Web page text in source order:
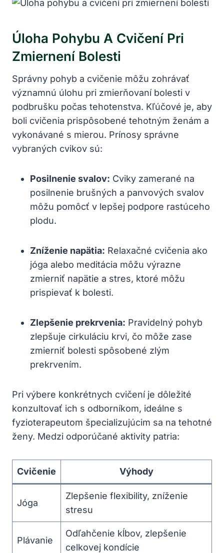
Úloha Pohybu A Cvičení Pri
Zmiernení Bolesti
Správny pohyb a cvičenie môžu zohrávať
významnú úlohu pri zmierňovaní bolesti v
podbrušku počas tehotenstva. Kľúčové je, aby
boli cvičenia prispôsobené tehotným ženám a
vykonávané s mierou. Prínosy správne
vybraných cvikov sú:
Posilnenie svalov: Cviky zamerané na
posilnenie brušných a panvových svalov
môžu pomôcť v lepšej podpore rastúceho
plodu.
Zníženie napätia: Relaxačné cvičenia ako
jóga alebo meditácia môžu výrazne
zmierniť napätie a stres, ktoré môžu
prispievať k bolesti.
Zlepšenie prekrvenia: Pravidelný pohyb
zlepšuje cirkuláciu krvi, čo môže zase
zmierniť bolesti spôsobené zlým
prekrvením.
Pri výbere konkrétnych cvičení je dôležité
konzultovať ich s odborníkom, ideálne s
fyzioterapeutom špecializujúcim sa na tehotné
ženy. Medzi odporúčané aktivity patria:
Cvičenie Výhody
Jóga
Zlepšenie flexibility, zníženie
stresu
Plávanie
Odľahčenie kĺbov, zlepšenie
celkovej kondície